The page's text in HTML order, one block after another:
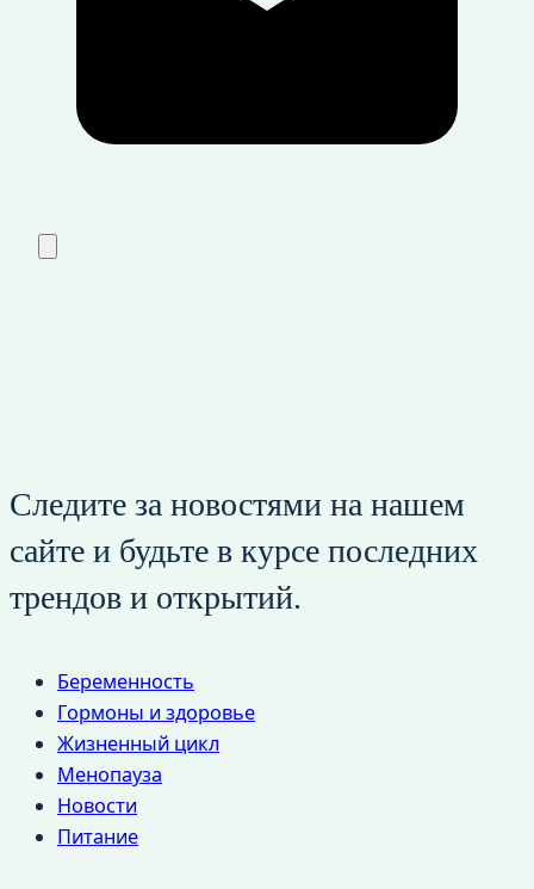
Следите за новостями на нашем
сайте и будьте в курсе последних
трендов и открытий.
Беременность
Гормоны и здоровье
Жизненный цикл
Менопауза
Новости
Питание